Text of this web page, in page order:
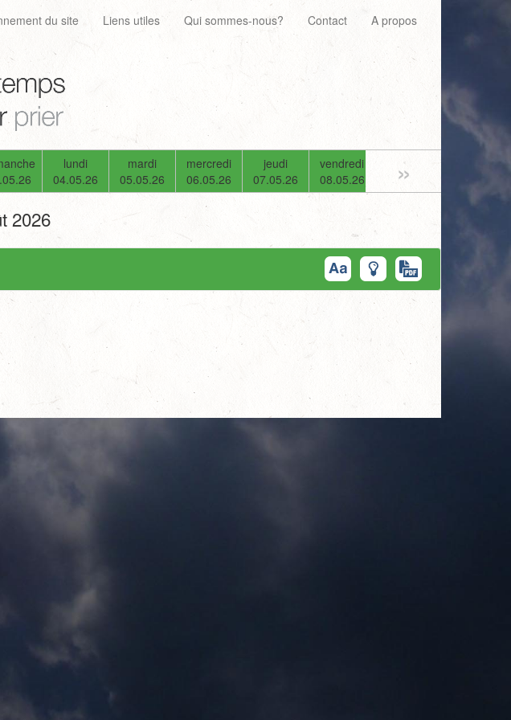
du site Liens utiles Qui sommes-nous? Contact A propos
lundi
04.05.26
mardi
05.05.26
mercredi
06.05.26
jeudi
07.05.26
vendredi
08.05.26
09.05.26
dimanche
»
2026